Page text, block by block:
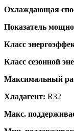
Охлаждающая
Показатель
Класс
Класс сезонной
Максимальный
Хладагент: R32
Макс.